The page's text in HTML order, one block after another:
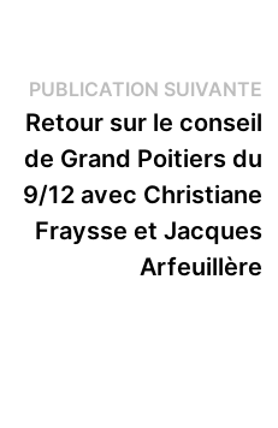
PUBLICATION SUIVANTE
Retour sur le conseil
de Grand Poitiers du
9/12 avec Christiane
Fraysse et Jacques
Arfeuillère